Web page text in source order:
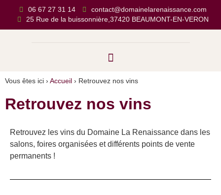
06 67 27 31 14
contact@domainelarenaissance.com
25 Rue de la buissonnière,37420 BEAUMONT-EN-VERON
Vous êtes ici › Accueil › Retrouvez nos vins
Retrouvez nos vins
Retrouvez les vins du Domaine La Renaissance dans les
salons, foires organisées et différents points de vente
permanents !